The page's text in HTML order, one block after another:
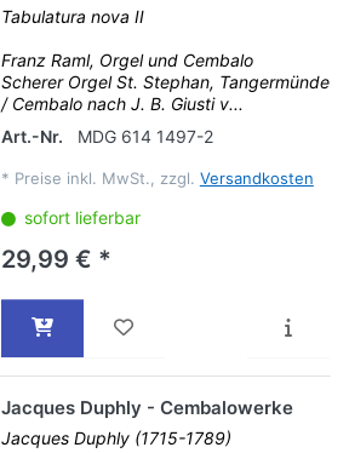
Tabulatura nova II
Franz Raml, Orgel und Cembalo
Scherer Orgel St. Stephan, Tangermünde
/ Cembalo nach J. B. Giusti v...
Art.-Nr.
MDG 614 1497-2
* Preise inkl. MwSt., zzgl. Versandkosten
sofort lieferbar
29,99 € *
Jacques Duphly - Cembalowerke
Jacques Duphly (1715-1789)